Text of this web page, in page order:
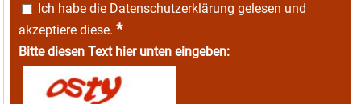
Ich habe die Datenschutzerklärung gelesen und
akzeptiere diese. *
Bitte diesen Text hier unten eingeben: